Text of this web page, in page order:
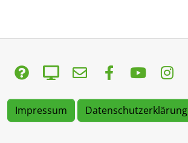
Impressum Datenschutzerklärung